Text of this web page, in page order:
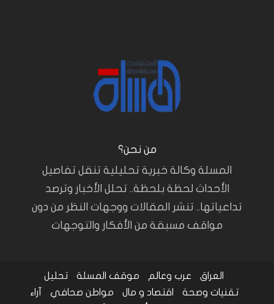
من نحن؟
المسلة وكالة خبرية تحليلية تنقل تفاصيل
الأحداث لحظة بلحظة.. تحلل الأخبار وترصد
تداعياتها.. تنشر المقالات ووجهات النظر من دون
مواقف مسبقة من الأفكار والتوجهات
العراق عرب وعالم موقف المسلة
تحليل
تقنيات وصحة
اقتصاد و مال مواطن صحافي آراء